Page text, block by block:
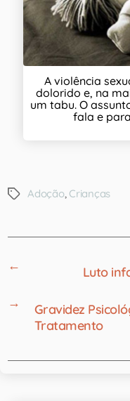
A violência
dolorido e, na
um tabu. O
fala e
Adoção, Crianças
←
Luto
→
Gravidez
Tratamento